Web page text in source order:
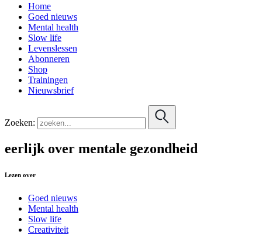
Home
Goed nieuws
Mental health
Slow life
Levenslessen
Abonneren
Shop
Trainingen
Nieuwsbrief
Zoeken:
eerlijk over mentale gezondheid
Lezen over
Goed nieuws
Mental health
Slow life
Creativiteit